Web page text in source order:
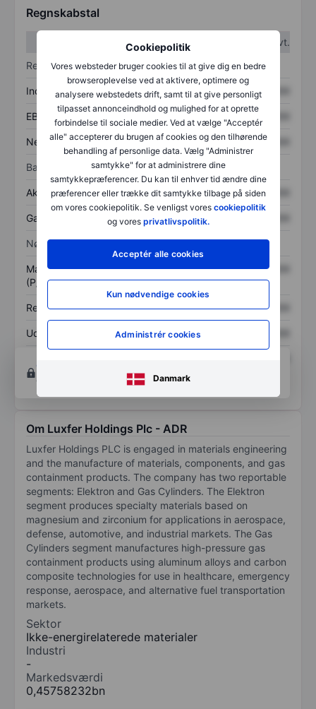
Cookiepolitik
Vores websteder bruger cookies til at give dig en bedre
browseroplevelse ved at aktivere, optimere og
analysere webstedets drift, samt til at give personligt
tilpasset annonceindhold og mulighed for at oprette
forbindelse til sociale medier. Ved at vælge "Acceptér
alle" accepterer du brugen af cookies og den tilhørende
behandling af personlige data. Vælg "Administrer
samtykke" for at administrere dine
samtykkepræferencer. Du kan til enhver tid ændre dine
præferencer eller trække dit samtykke tilbage på siden
om vores cookiepolitik. Se venligst vores cookiepolitik
og vores privatlivspolitik.
Acceptér alle cookies
Kun nødvendige cookies
Administrér cookies
Danmark
Regnskabstal
1. kvt.
2. kvt.
Resultatopgørelse
Indtægter XXXXXXX XXXXXXX
EBITDA XXXXXXX XXXXXXX
Nettoresultat XXXXXXX XXXXXXX
Balance
Aktiver i alt XXXXXXX XXXXXXX
Gæld XXXXXXX
Nøgletal
Markedsværdi/omsætning
(P/S)
XXXXXXX XXXXXXX
Resultat pr. aktie (EPS) XXXXXXX XXXXXXX
Udbytte pr. aktie XXXXXXX
Opret konto
og analyse værktøjer.
Om Luxfer Holdings Plc - ADR
Luxfer Holdings PLC is engaged in materials engineering
and the manufacture of materials, components, and gas
containment products. The company has two reportable
segments: Elektron and Gas Cylinders. The Elektron
segment produces specialty materials based on
magnesium and zirconium for applications in aerospace,
defense, automotive, and industrial markets. The Gas
Cylinders segment manufactures high-pressure gas
containment products using aluminum alloys and carbon
composite technologies for use in healthcare, emergency
response, aerospace, and alternative fuel transportation
markets.
Sektor
Ikke-energirelaterede materialer
Industri
-
Markedsværdi
0,45758232bn